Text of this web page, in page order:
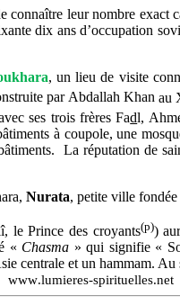
leur nombre exact
dix ans d’occupation
, un lieu de visite
par Abdallah Khanau
ses trois frères Fadl,
à coupole, une
La réputation de
Nurata, petite ville
le Prince des croyants(p))
« Chasma » qui signifie «
centrale et un hammam.
www.lumieres-spirituelles.net